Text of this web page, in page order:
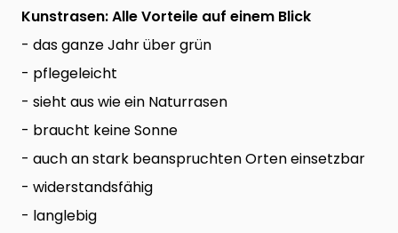
Kunstrasen: Alle Vorteile auf einem Blick
- das ganze Jahr über grün
- pflegeleicht
- sieht aus wie ein Naturrasen
- braucht keine Sonne
- auch an stark beanspruchten Orten einsetzbar
- widerstandsfähig
- langlebig